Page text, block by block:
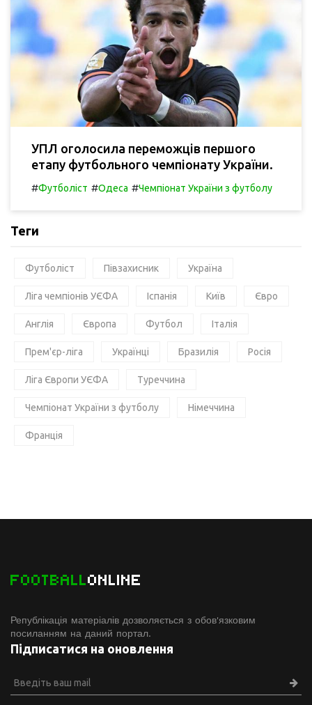
УПЛ оголосила переможців першого
етапу футбольного чемпіонату України.
#Футболіст #Одеса #Чемпіонат України з футболу
Теги
Футболіст Півзахисник Україна
Ліга чемпіонів УЄФА Іспанія Київ Євро
Англія Європа Футбол Італія
Прем'єр-ліга Українці Бразилія Росія
Ліга Європи УЄФА Туреччина
Чемпіонат України з футболу Німеччина
Франція
FOOTBALLONLINE
Републікація матеріалів дозволяється з обов'язковим
посиланням на даний портал.
Підписатися на оновлення